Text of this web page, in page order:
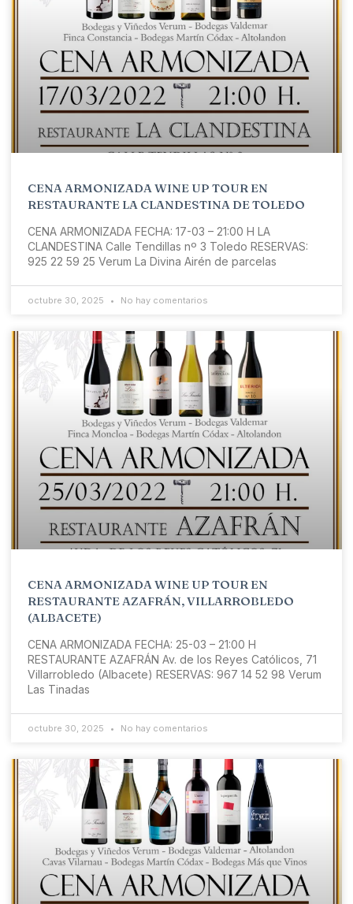
CENA ARMONIZADA WINE UP TOUR EN
RESTAURANTE LA CLANDESTINA DE TOLEDO
CENA ARMONIZADA FECHA: 17-03 – 21:00 H LA
CLANDESTINA Calle Tendillas nº 3 Toledo RESERVAS:
925 22 59 25 Verum La Divina Airén de parcelas
octubre 30, 2025 No hay comentarios
CENA ARMONIZADA WINE UP TOUR EN
RESTAURANTE AZAFRÁN, VILLARROBLEDO
(ALBACETE)
CENA ARMONIZADA FECHA: 25-03 – 21:00 H
RESTAURANTE AZAFRÁN Av. de los Reyes Católicos, 71
Villarrobledo (Albacete) RESERVAS: 967 14 52 98 Verum
Las Tinadas
octubre 30, 2025 No hay comentarios